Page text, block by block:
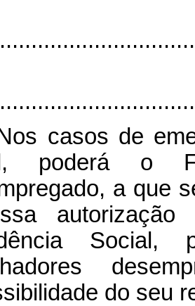
casos de
poderá o
a que
Social,
do seu